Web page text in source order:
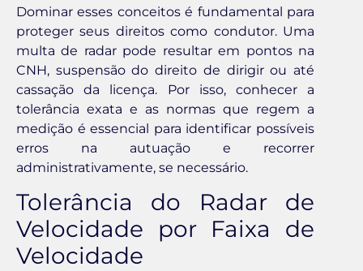
Dominar esses conceitos é fundamental para
proteger seus direitos como condutor. Uma
multa de radar pode resultar em pontos na
CNH, suspensão do direito de dirigir ou até
cassação da licença. Por isso, conhecer a
tolerância exata e as normas que regem a
medição é essencial para identificar possíveis
erros na autuação e recorrer
administrativamente, se necessário.
Tolerância do Radar de
Velocidade por Faixa de
Velocidade